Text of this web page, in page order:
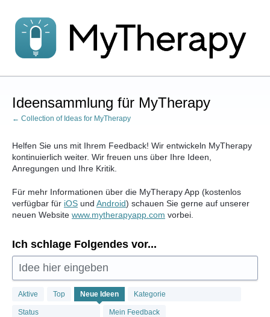
Inhalt
springen
Ideensammlung für MyTherapy
← Collection of Ideas for MyTherapy
Helfen Sie uns mit Ihrem Feedback! Wir entwickeln MyTherapy
kontinuierlich weiter. Wir freuen uns über Ihre Ideen,
Anregungen und Ihre Kritik.
Für mehr Informationen über die MyTherapy App (kostenlos
verfügbar für iOS und Android) schauen Sie gerne auf unserer
neuen Website www.mytherapyapp.com vorbei.
Ich schlage Folgendes vor...
Idee hier eingeben
Aktive Top Neue Ideen Kategorie
Status Mein Feedback
892
gefundene
Ergebnisse